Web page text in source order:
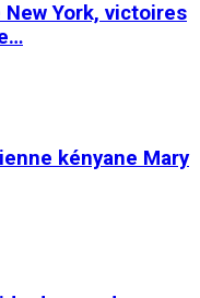
York, victoires
kényane Mary